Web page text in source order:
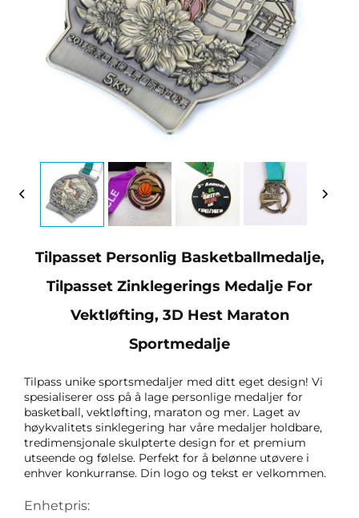
Tilpasset Personlig Basketballmedalje,
Tilpasset Zinklegerings Medalje For
Vektløfting, 3D Hest Maraton
Sportmedalje
Tilpass unike sportsmedaljer med ditt eget design! Vi
spesialiserer oss på å lage personlige medaljer for
basketball, vektløfting, maraton og mer. Laget av
høykvalitets sinklegering har våre medaljer holdbare,
tredimensjonale skulpterte design for et premium
utseende og følelse. Perfekt for å belønne utøvere i
enhver konkurranse. Din logo og tekst er velkommen.
Enhetpris: